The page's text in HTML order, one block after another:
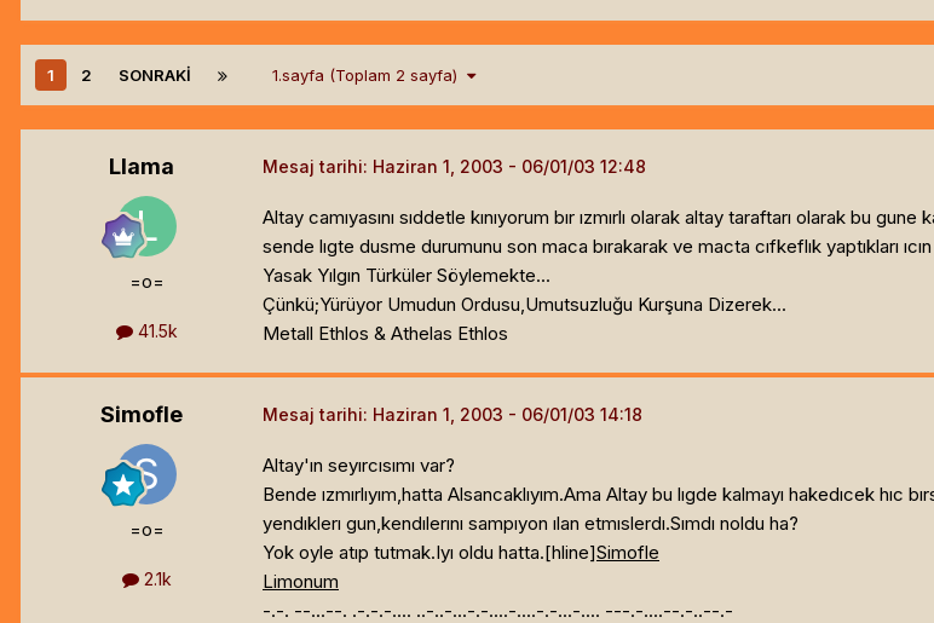
1 2 SONRAKI 1.sayfa (Toplam 2 sayfa)
Llama
=o=
41.5k
Mesaj tarihi: Haziran 1, 2003
Altay camıyasını sıddetle kınıyorum bır ızmırlı olarak altay taraftarı olarak bu
sende lıgte dusme durumunu son maca bırakarak ve macta cıfkeflık yaptıkları ıcın
Yasak Yılgın Türküler Söylemekte...
Çünkü;Yürüyor Umudun Ordusu,Umutsuzluğu Kurşuna Dizerek...
Metall Ethlos & Athelas Ethlos
Simofle
=o=
2.1k
Mesaj tarihi: Haziran 1, 2003
Altay'ın seyırcısımı var?
Bende ızmırlıyım,hatta Alsancaklıyım.Ama Altay bu lıgde kalmayı hakedıcek hıc
yendıklerı gun,kendılerını sampıyon ılan etmıslerdı.Sımdı noldu ha?
Yok oyle atıp tutmak.Iyı oldu hatta.[hline]Simofle
Limonum
-.-. --...--. .-.-.-.... ..-..-...-.-....-....-.-...-.... ---.-....--.-..--.-